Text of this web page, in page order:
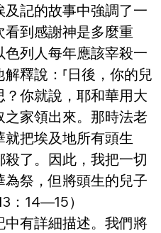
記的故事中強調了一
到感謝神是多麼重
列人每年應該宰殺一
釋說：⸢日後，你的兒
你就說，耶和華用大
家領出來。那時法老
把埃及地所有頭生
了。因此，我把一切
祭，但將頭生的兒子
：14—15）
有詳細描述。我們將